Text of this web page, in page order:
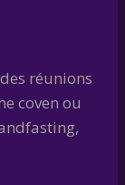
réunions
coven ou